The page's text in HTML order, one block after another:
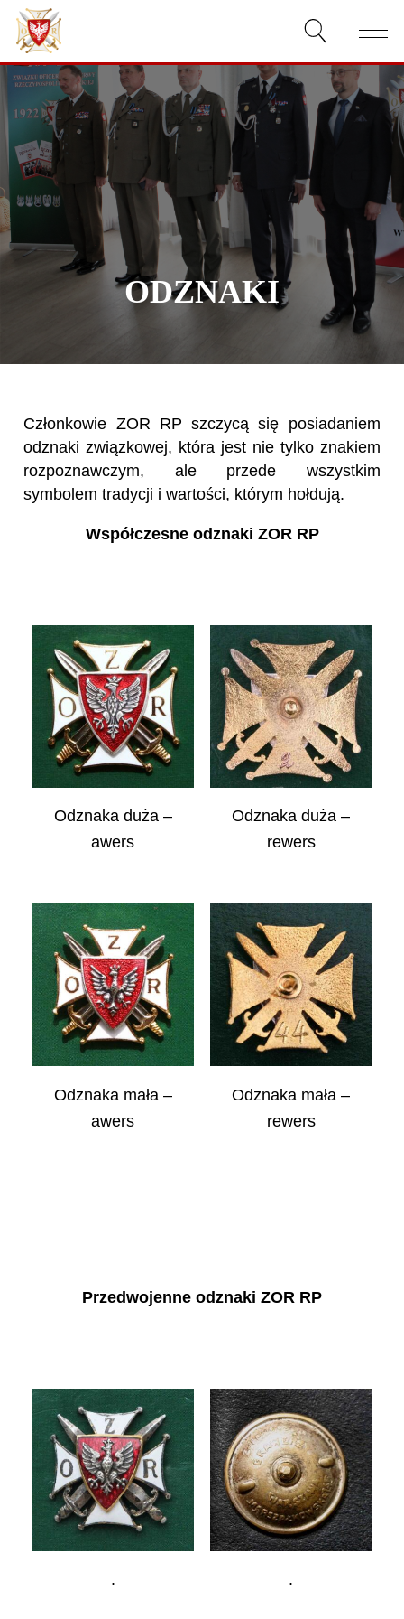
AKTUALNOŚCI
O ZWIĄZKU
DOKUMENTY
WŁADZE
RELACJE FILMOWE
ODZNAKI
Członkowie ZOR RP szczycą się posiadaniem
odznaki związkowej, która jest nie tylko znakiem
rozpoznawczym, ale przede wszystkim
symbolem tradycji i wartości, którym hołdują.
Współczesne odznaki ZOR RP
Odznaka duża –
awers
Odznaka duża –
rewers
Odznaka mała –
awers
Odznaka mała –
rewers
Przedwojenne odznaki ZOR RP
. .